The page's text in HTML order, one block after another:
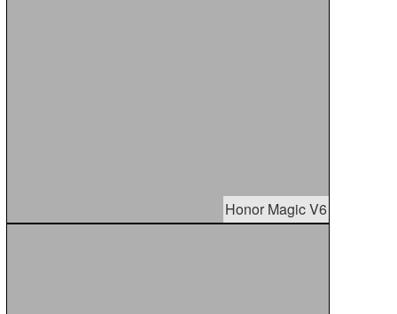
Honor Magic V6